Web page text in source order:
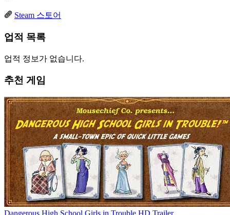
Steam 스토어
업적 목록
업적 정보가 없습니다.
추천 게임